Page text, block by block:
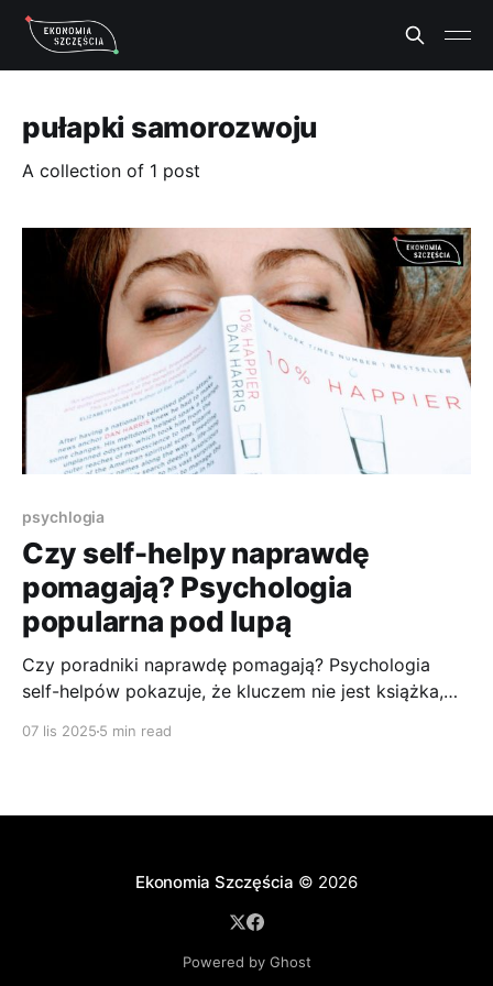
pułapki samorozwoju
A collection of 1 post
psychlogia
Czy self-helpy naprawdę
pomagają? Psychologia
popularna pod lupą
Czy poradniki naprawdę pomagają? Psychologia
self-helpów pokazuje, że kluczem nie jest książka,
07 lis 2025 5 min read
Ekonomia Szczęścia © 2026
Powered by Ghost